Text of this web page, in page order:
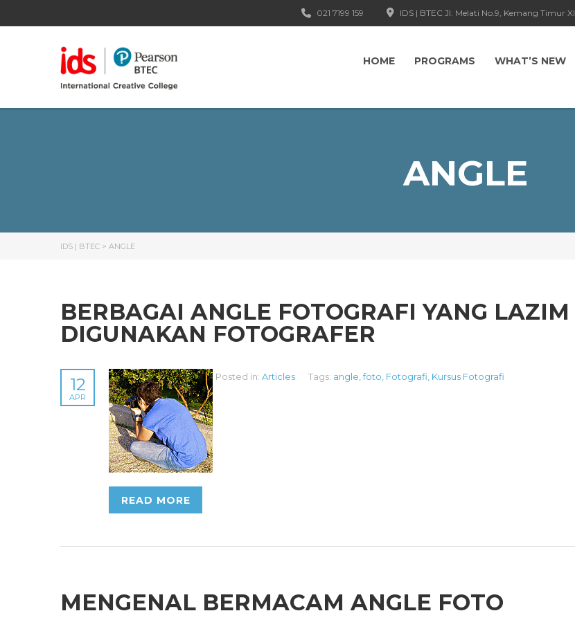
IDS | BTEC Jl. Melati No.9, Kemang Timur
021 7199 159
HOME PROGRAMS WHAT’S NEW
ANGLE
IDS | BTEC > ANGLE
BERBAGAI ANGLE FOTOGRAFI YANG LAZIM
DIGUNAKAN FOTOGRAFER
12
APR
Posted in: Articles Tags: angle,foto, Fotografi, Kursus Fotografi
READ MORE
MENGENAL BERMACAM ANGLE FOTO